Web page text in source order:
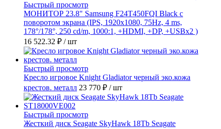
Быстрый просмотр
МОНИТОР 23.8" Samsung F24T450FQI Black с
поворотом экрана (IPS, 1920x1080, 75Hz, 4 ms,
178°/178°, 250 cd/m, 1000:1, +HDMI, +DP, +USBx2 )
16 522.32 ₽ / шт
Быстрый просмотр
Кресло игровое Knight Gladiator черный эко.кожа
крестов. металл 23 770 ₽ / шт
Быстрый просмотр
Жесткий диск Seagate SkyHawk 18Tb Seagate